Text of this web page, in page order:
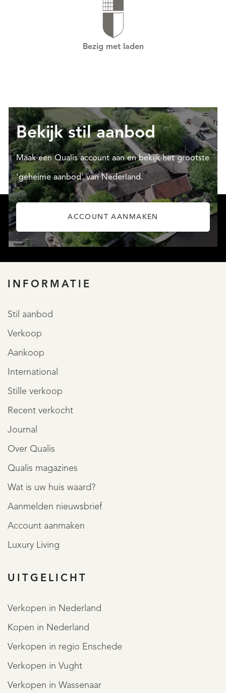
Bezig met laden
Bekijk stil aanbod
Maak een Qualis account aan en bekijk het grootste
'geheime aanbod' van Nederland.
ACCOUNT AANMAKEN
INFORMATIE
Stil aanbod
Verkoop
Aankoop
International
Stille verkoop
Recent verkocht
Journal
Over Qualis
Qualis magazines
Wat is uw huis waard?
Aanmelden nieuwsbrief
Account aanmaken
Luxury Living
UITGELICHT
Verkopen in Nederland
Kopen in Nederland
Verkopen in regio Enschede
Verkopen in Vught
Verkopen in Wassenaar
AANBOD
DIENSTEN
OVER QUALIS